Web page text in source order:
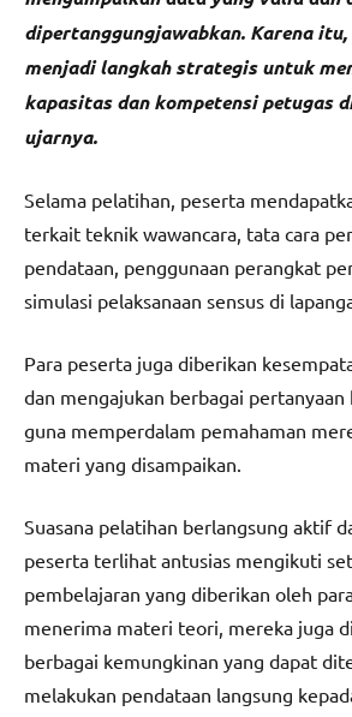
dipertanggungjawabkan. Karena
menjadi langkah strategis untuk
kapasitas dan kompetensi petugas
ujarnya.
Selama pelatihan, peserta
terkait teknik wawancara, tata cara
pendataan, penggunaan perangkat
simulasi pelaksanaan sensus di
Para peserta juga diberikan
dan mengajukan berbagai
guna memperdalam pemahaman
materi yang disampaikan.
Suasana pelatihan berlangsung aktif
peserta terlihat antusias mengikuti
pembelajaran yang diberikan oleh
menerima materi teori, mereka juga
berbagai kemungkinan yang dapat
melakukan pendataan langsung